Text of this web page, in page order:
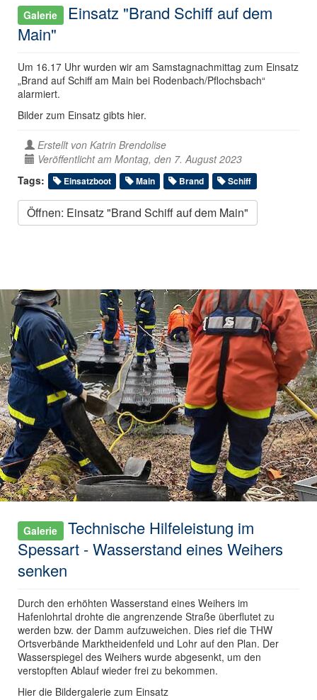
Galerie
Einsatz "Brand Schiff auf dem
Main"
Um 16.17 Uhr wurden wir am Samstagnachmittag zum Einsatz
„Brand auf Schiff am Main bei Rodenbach/Pflochsbach“
alarmiert.
Bilder zum Einsatz gibts hier.
Erstellt von Katrin Brendolise
Veröffentlicht am Montag, den 7. August 2023
Tags:
Einsatzboot Main Brand Schiff
Öffnen: Einsatz "Brand Schiff auf dem Main"
Galerie
Technische Hilfeleistung im
Spessart - Wasserstand eines Weihers
senken
Durch den erhöhten Wasserstand eines Weihers im
Hafenlohrtal drohte die angrenzende Straße überflutet zu
werden bzw. der Damm aufzuweichen. Dies rief die THW
Ortsverbände Marktheidenfeld und Lohr auf den Plan. Der
Wasserspiegel des Weihers wurde abgesenkt, um den
verstopften Ablauf wieder frei zu bekommen.
Hier die Bildergalerie zum Einsatz